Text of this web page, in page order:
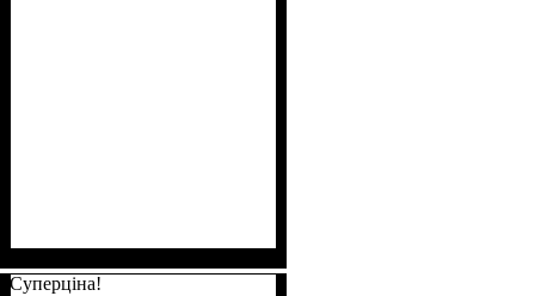
Суперціна!